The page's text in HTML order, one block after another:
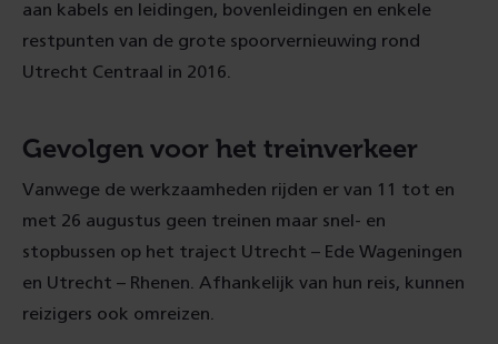
aan kabels en leidingen, bovenleidingen en enkele
restpunten van de grote spoorvernieuwing rond
Utrecht Centraal in 2016.
Gevolgen voor het treinverkeer
Vanwege de werkzaamheden rijden er van 11 tot en
met 26 augustus geen treinen maar snel- en
stopbussen op het traject Utrecht – Ede Wageningen
en Utrecht – Rhenen. Afhankelijk van hun reis, kunnen
reizigers ook omreizen.